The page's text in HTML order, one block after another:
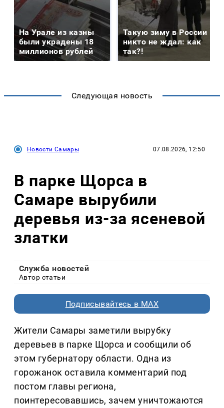
На Урале из казны
были украдены 18
миллионов рублей
Такую зиму в России
никто не ждал: как
так?!
Следующая новость
Новости Самары 07.08.2026, 12:50
В парке Щорса в
Самаре вырубили
деревья из-за ясеневой
златки
Служба новостей
Автор статьи
Подписывайтесь в MAX
Жители Самары заметили вырубку
деревьев в парке Щорса и сообщили об
этом губернатору области. Одна из
горожанок оставила комментарий под
постом главы региона,
поинтересовавшись, зачем уничтожаются